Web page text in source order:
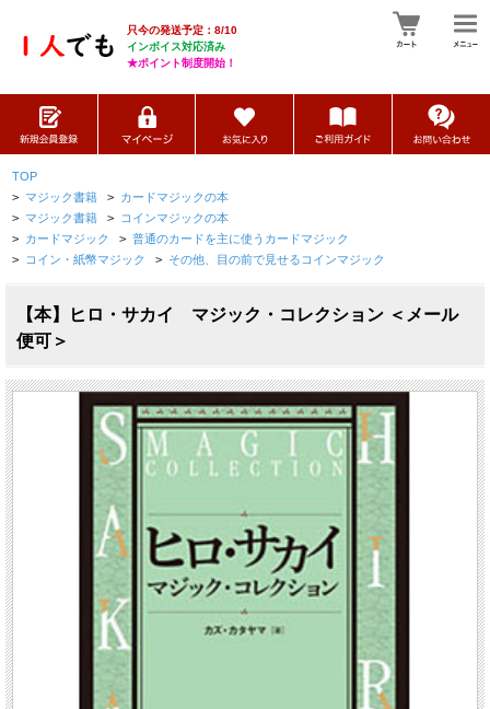
只今の発送予定：8/10
インボイス対応済み
★ポイント制度開始！
TOP
> マジック書籍 > カードマジックの本
> マジック書籍 > コインマジックの本
> カードマジック > 普通のカードを主に使うカードマジック
> コイン・紙幣マジック > その他、目の前で見せるコインマジック
【本】ヒロ・サカイ マジック・コレクション ＜メール
便可＞